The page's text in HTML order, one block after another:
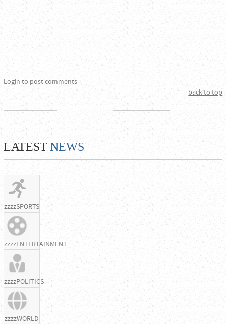
Login to post comments
back to top
LATESTNEWS
zzzzSPORTS
zzzzENTERTAINMENT
zzzzPOLITICS
zzzzWORLD